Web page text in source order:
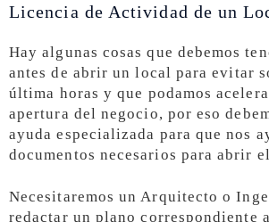
Licencia de Actividad de un
Hay algunas cosas que debemos
antes de abrir un local para evitar
última horas y que podamos
apertura del negocio, por eso
ayuda especializada para que nos
documentos necesarios para abrir
Necesitaremos un Arquitecto o
redactar un plano correspondiente